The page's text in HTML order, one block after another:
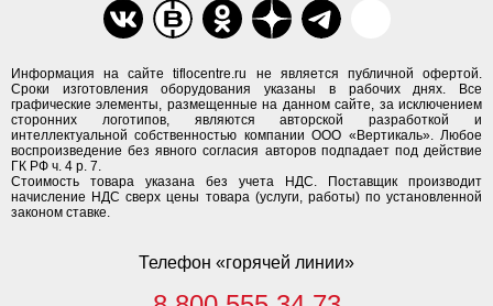
Информация на сайте tiflocentre.ru не является публичной офертой.
Сроки изготовления оборудования указаны в рабочих днях. Все
графические элементы, размещенные на данном сайте, за исключением
сторонних логотипов, являются авторской разработкой и
интеллектуальной собственностью компании ООО «Вертикаль». Любое
воспроизведение без явного согласия авторов подпадает под действие
ГК РФ ч. 4 р. 7.
Стоимость товара указана без учета НДС. Поставщик производит
начисление НДС сверх цены товара (услуги, работы) по установленной
законом ставке.
Телефон «горячей линии»